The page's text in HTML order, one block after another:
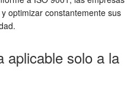
optimizar constantemente sus
aplicable solo a la